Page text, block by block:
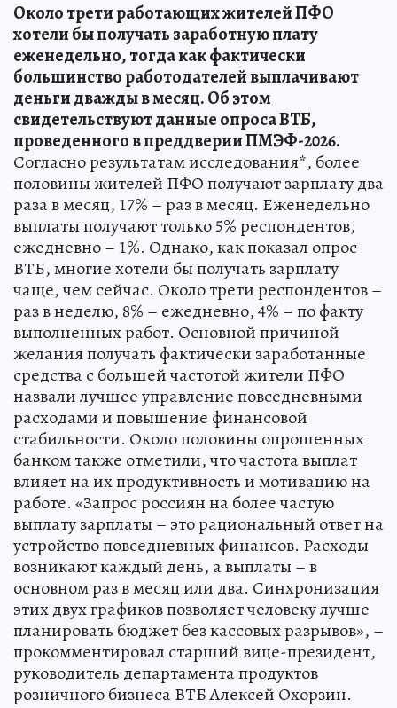
Около трети работающих жителей ПФО
хотели бы получать заработную плату
еженедельно, тогда как фактически
большинство работодателей выплачивают
деньги дважды в месяц. Об этом
свидетельствуют данные опроса ВТБ,
проведенного в преддверии ПМЭФ-2026.
Согласно результатам исследования*, более
половины жителей ПФО получают зарплату два
раза в месяц, 17% – раз в месяц. Еженедельно
выплаты получают только 5% респондентов,
ежедневно – 1%. Однако, как показал опрос
ВТБ, многие хотели бы получать зарплату
чаще, чем сейчас. Около трети респондентов –
раз в неделю, 8% – ежедневно, 4% – по факту
выполненных работ. Основной причиной
желания получать фактически заработанные
средства с большей частотой жители ПФО
назвали лучшее управление повседневными
расходами и повышение финансовой
стабильности. Около половины опрошенных
банком также отметили, что частота выплат
влияет на их продуктивность и мотивацию на
работе. «Запрос россиян на более частую
выплату зарплаты – это рациональный ответ на
устройство повседневных финансов. Расходы
возникают каждый день, а выплаты – в
основном раз в месяц или два. Синхронизация
этих двух графиков позволяет человеку лучше
планировать бюджет без кассовых разрывов», –
прокомментировал старший вице-президент,
руководитель департамента продуктов
розничного бизнеса ВТБ Алексей Охорзин.